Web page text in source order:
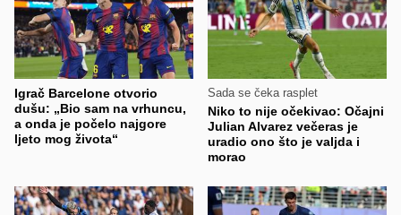
Igrač Barcelone otvorio
dušu: „Bio sam na vrhuncu,
a onda je počelo najgore
ljeto mog života“
Sada se čeka rasplet
Niko to nije očekivao: Očajni
Julian Alvarez večeras je
uradio ono što je valjda i
morao